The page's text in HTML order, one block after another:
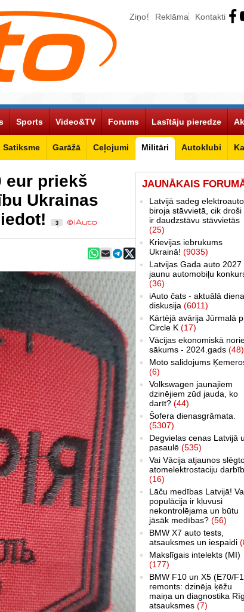
Ziņo! Reklāma Kontakti
Satiksme Garāžā Ceļojumi Militāri Autoklubi
Sports Video&TV Forums Lasītāju pieredze
eur priekš
Ukrainas
3
JAUNĀKAIS
Latvijā sadeg elektroauto
biroja stāvvietā, cik droši
ir daudzstāvu stāvvietās
(25)
Krievijas iebrukums
Ukrainā! (9035)
Latvijas Gada auto 2027
jaunu automobiļu
(36)
iAuto čats - aktuālā
diskusija (6011)
Kārtējā avārija Jūrmalā
Circle K (17)
Vācijas ekonomiskā
sākums - 2024.gads (48)
Moto salidojums
(6)
Volkswagen jaunajiem
dzinējiem zūd jauda, ko
darīt? (44)
Šofera dienasgrāmata.
(5307)
Degvielas cenas Latvijā
pasaulē (535)
Vai Vācija atjaunos
atomelektrostaciju
(16)
Lāču medības Latvijā!
populācija ir kļuvusi
nekontrolējama un būtu
jāsāk medības? (56)
BMW X7 auto tests,
atsauksmes un iespaidi
Makslīgais intelekts (MI)
(177)
BMW F10 un X5 (E70/
remonts: dzinēja ķēžu
maiņa un diagnostika
atsauksmes (7)